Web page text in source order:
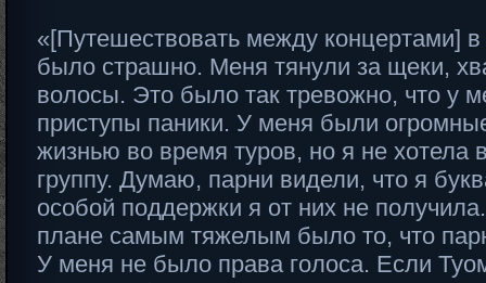
«[Путешествовать между концертами]
было страшно. Меня тянули за щеки,
волосы. Это было так тревожно, что у
приступы паники. У меня были
жизнью во время туров, но я не хотела
группу. Думаю, парни видели, что я
особой поддержки я от них не
плане самым тяжелым было то, что
У меня не было права голоса. Если